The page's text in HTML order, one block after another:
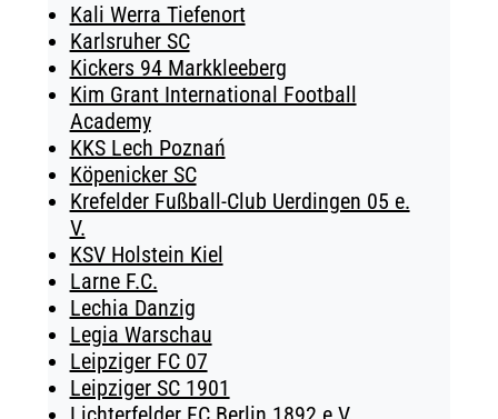
Kali Werra Tiefenort
Karlsruher SC
Kickers 94 Markkleeberg
Kim Grant International Football
Academy
KKS Lech Poznań
Köpenicker SC
Krefelder Fußball-Club Uerdingen 05 e.
V.
KSV Holstein Kiel
Larne F.C.
Lechia Danzig
Legia Warschau
Leipziger FC 07
Leipziger SC 1901